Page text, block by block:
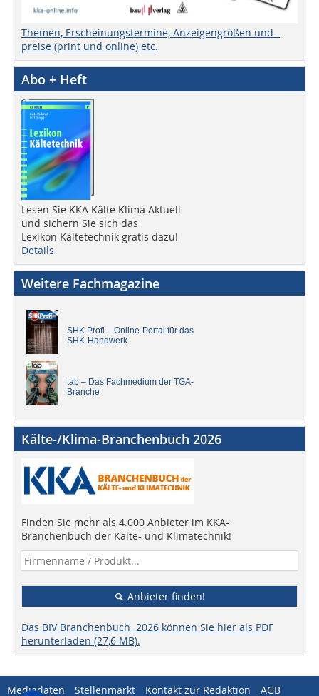
Themen, Erscheinungstermine, Anzeigengrößen und -
preise (print und online) etc.
Abo + Heft
Lesen Sie KKA Kälte Klima Aktuell
und sichern Sie sich das
Lexikon Kältetechnik gratis dazu!
Details
Weitere Fachmagazine
SHK Profi – Online-Portal für das
SHK-Handwerk
tab – Das Fachmedium der TGA-
Branche
Kälte-/Klima-Branchenbuch 2026
Finden Sie mehr als 4.000 Anbieter im KKA-
Branchenbuch der Kälte- und Klimatechnik!
Anbieter finden!
Das BIV Branchenbuch 2026 können Sie hier als PDF
herunterladen (27,6 MB).
Mediadaten Stellenmarkt Kontakt zur Redaktion AGB